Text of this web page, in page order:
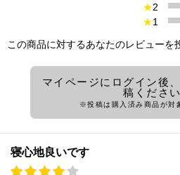
★2
★1
この商品に対するあなたのレビューを
マイページにログイン後
稿ください
※投稿は購入済み商品が対
寝心地良いです